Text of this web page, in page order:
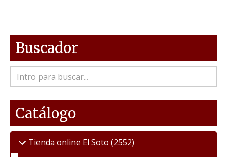
Buscador
Catálogo
Tienda online El Soto (2552)